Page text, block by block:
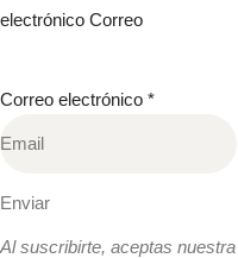
electrónico Correo
Correo electrónico *
Enviar
Al suscribirte, aceptas